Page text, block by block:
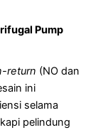
Pump
return (NO dan
ini
selama
pelindung